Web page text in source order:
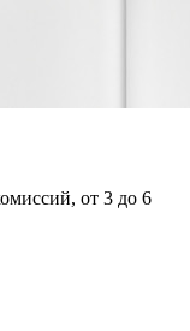
от 3 до 6